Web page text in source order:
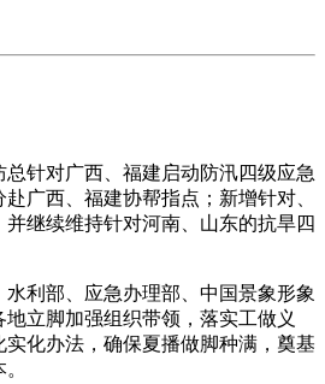
针对广西、福建启动防汛四级应急
广西、福建协帮指点；新增针对、
并继续维持针对河南、山东的抗旱四
利部、应急办理部、中国景象形象
立脚加强组织带领，落实工做义
化办法，确保夏播做脚种满，奠基